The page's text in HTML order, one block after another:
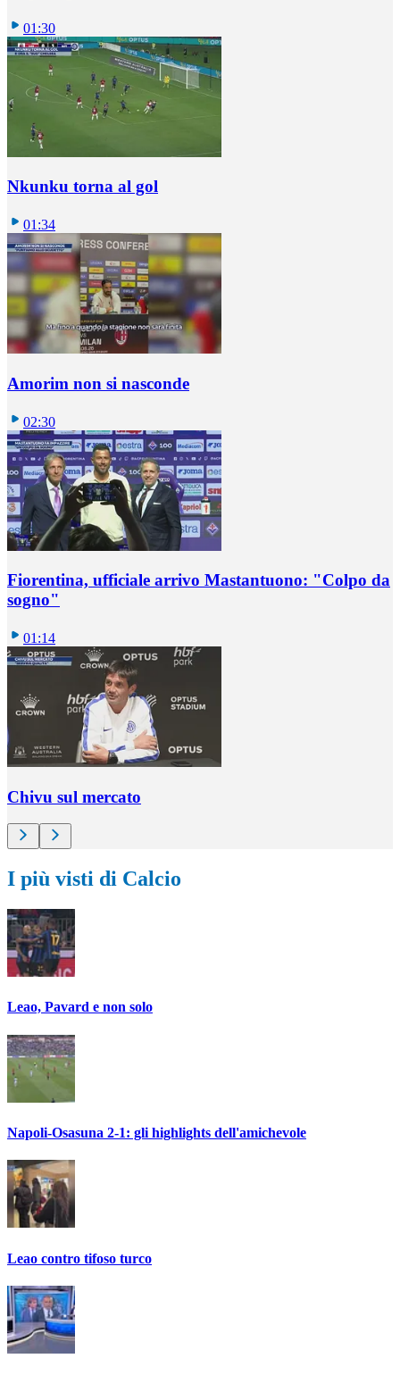
01:30
Nkunku torna al gol
01:34
Amorim non si nasconde
02:30
Fiorentina, ufficiale arrivo Mastantuono: "Colpo da
sogno"
01:14
Chivu sul mercato
I più visti di Calcio
Leao, Pavard e non solo
Napoli-Osasuna 2-1: gli highlights dell'amichevole
Leao contro tifoso turco